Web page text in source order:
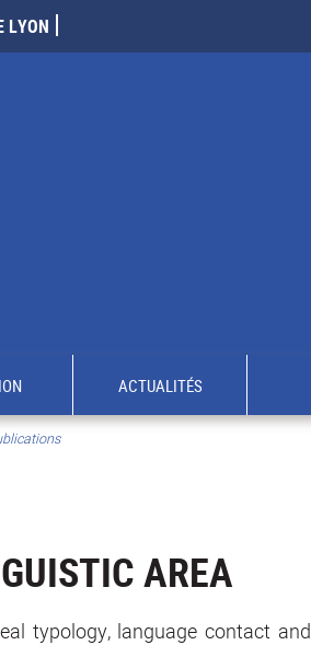
LYON
ACTUALITÉS
AREA
typology, language contact and